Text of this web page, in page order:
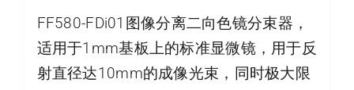
FF580-FDi01图像分离二向色镜分束器，
适用于1mm基板上的标准显微镜，用于反
射直径达10mm的成像光束，同时极大限